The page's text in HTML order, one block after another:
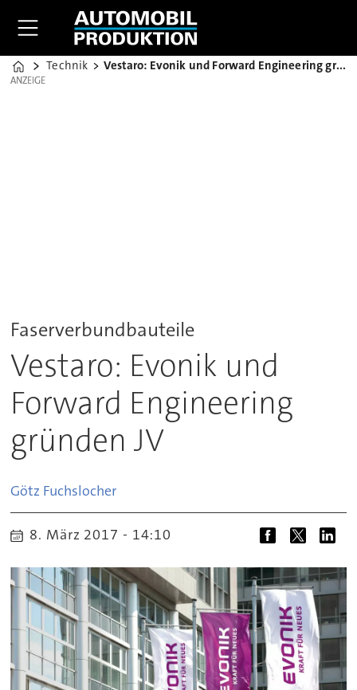
Home
Technik Vestaro: Evonik und Forward Engineering gründen JV
ANZEIGE
ANZEIGE
Faserverbundbauteile
Vestaro: Evonik und
Forward Engineering
gründen JV
Götz Fuchslocher
8. März 2017 - 14:10